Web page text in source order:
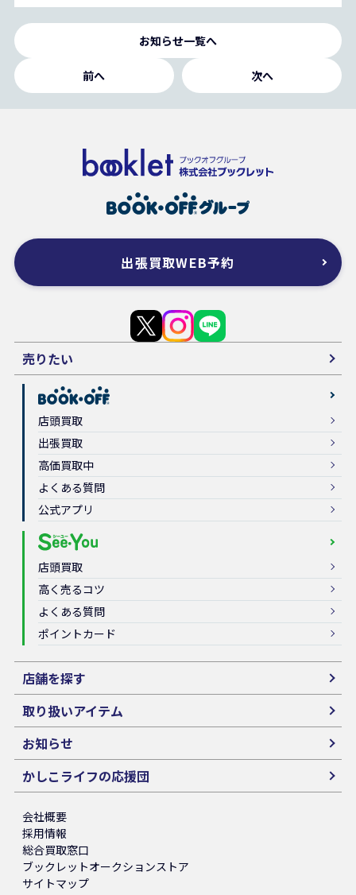
お知らせ一覧へ
前へ 次へ
出張買取WEB予約
売りたい
店頭買取
出張買取
高価買取中
よくある質問
公式アプリ
店頭買取
高く売るコツ
よくある質問
ポイントカード
店舗を探す
取り扱いアイテム
お知らせ
かしこライフの応援団
会社概要
採用情報
総合買取窓口
ブックレットオークションストア
サイトマップ